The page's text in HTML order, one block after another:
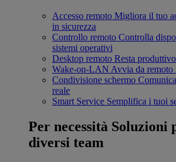
Accesso remoto Migliora il tuo
in sicurezza
Controllo remoto Controlla
sistemi operativi
Desktop remoto Resta
Wake-on-LAN Avvia da
Condivisione schermo
reale
Smart Service Semplifica i tuoi
Per necessità Soluzioni
diversi team